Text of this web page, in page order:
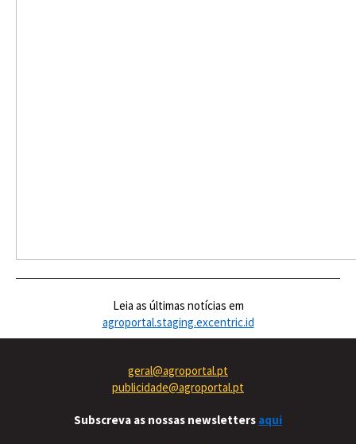
Leia as últimas notícias em
agroportal.staging.excentric.id
geral@agroportal.pt
publicidade@agroportal.pt
Subscreva as nossas newsletters aqui